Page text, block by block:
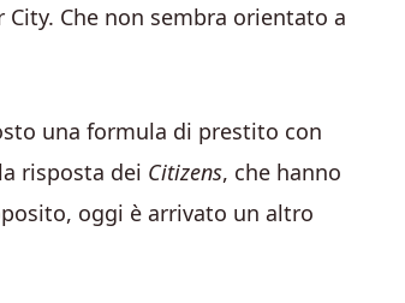
City. Che non sembra orientato a
una formula di prestito con
risposta dei Citizens, che hanno
oggi è arrivato un altro